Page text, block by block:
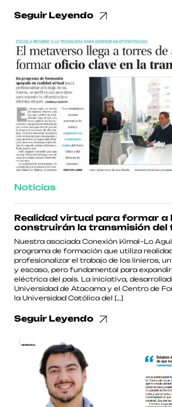
Seguir Leyendo
Noticias
Realidad virtual para formar a
construirán la transmisión del
Nuestra asociada Conexión Kimal–Lo
programa de formación que utiliza
profesionalizar el trabajo de los linieros,
y escaso, pero fundamental para
eléctrica del país. La iniciativa,
Universidad de Atacama y el Centro de
la Universidad Católica del […]
Seguir Leyendo